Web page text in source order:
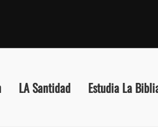
LA Santidad Estudia La